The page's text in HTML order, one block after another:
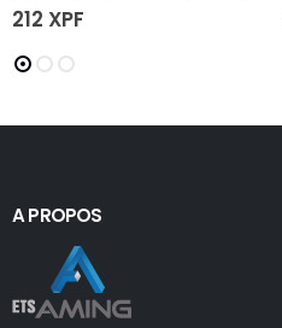
212 XPF
A PROPOS